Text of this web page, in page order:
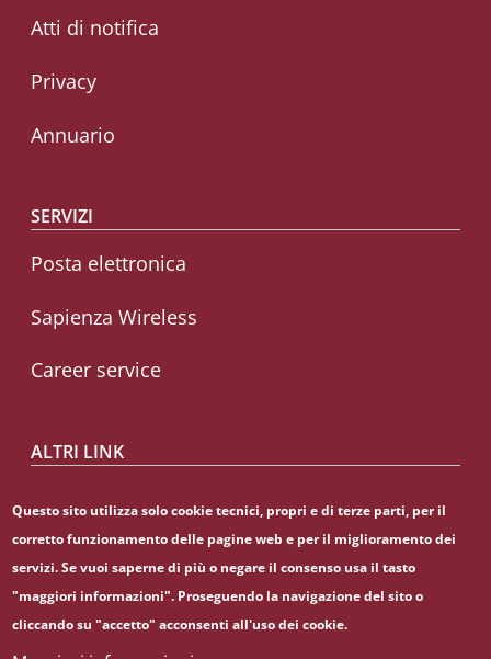
Atti di notifica
Privacy
Annuario
SERVIZI
Posta elettronica
Sapienza Wireless
Career service
ALTRI LINK
CIAO
Sapienza Store
Questo sito utilizza solo cookie tecnici, propri e di terze parti, per il
corretto funzionamento delle pagine web e per il miglioramento dei
servizi. Se vuoi saperne di più o negare il consenso usa il tasto
"maggiori informazioni". Proseguendo la navigazione del sito o
cliccando su "accetto" acconsenti all'uso dei cookie.